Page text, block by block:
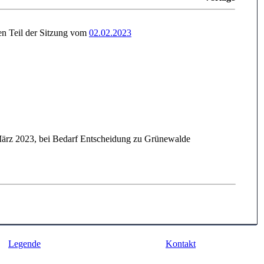
Teil der Sitzung vom 02.02.2023
2023, bei Bedarf Entscheidung zu Grünewalde
Legende Kontakt